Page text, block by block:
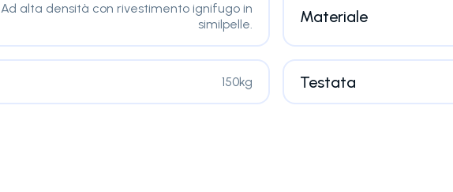
Ad alta densità con rivestimento ignifugo in
similpelle.
Materiale
150kg Testata